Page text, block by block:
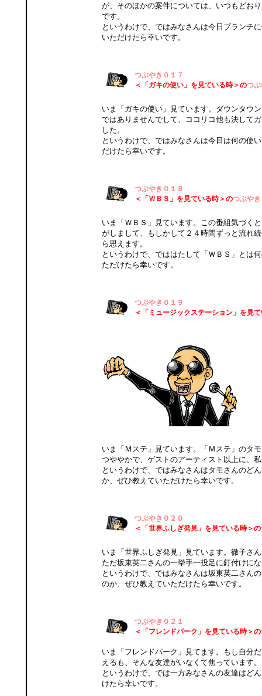
が、そのほかの案件については、いつもどお
です。
というわけで、ではみなさんは今日ブランチ
いただけたら幸いです。
つぶやき０１７
＜「ガキの使い」を見ている時＞のつぶ
いま「ガキの使い」見ています。ダウンタウ
ではありませんでして、ココリコ他も決して
した。
というわけで、ではみなさんは今日は何の使
だけたら幸いです。
つぶやき０１８
＜「ＷＢＳ」を見ている時＞のつぶやき
いま「ＷＢＳ」見ています。この番組気づく
がしまして、もしかして２４時間ずっと流れ
ら思えます。
というわけで、でははたして「ＷＢＳ」とは
ただけたら幸いです。
つぶやき０１９
＜「ミュージックステーション」を見
いま「Ｍステ」見ています。「Ｍステ」のタ
つややかで、ゲストのアーティスト以上に、
というわけで、ではみなさんはタモさんのど
か、ぜひ教えていただけたら幸いです。
つぶやき０２０
＜「世界ふしぎ発見」を見ている時＞の
いま「世界ふしぎ発見」見ています。徹子さ
ただ坂東英二さんの一挙手一投足に釘付けに
というわけで、ではみなさんは坂東英二さん
のか、ぜひ教えていただけたら幸いです。
つぶやき０２１
＜「フレンドパーク」を見ている時＞の
いま「フレンドパーク」見てます。もし自分
えるも、そんな友達がいなくて焦っています。
というわけで、では一方みなさんの友達はど
けたら幸いです。